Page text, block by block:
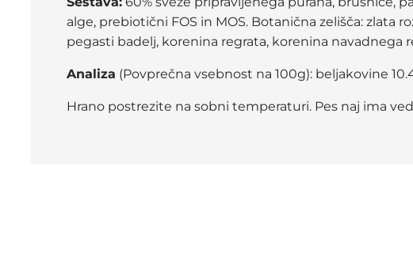
alge, prebiotični FOS in MOS. Botanična zelišča: zlata
pegasti badelj, korenina regrata, korenina navadnega
Analiza (Povprečna vsebnost na 100g): beljakovine
Hrano postrezite na sobni temperaturi. Pes naj ima